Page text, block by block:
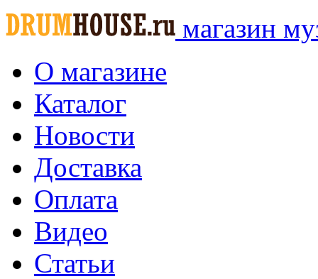
магазин
О магазине
Каталог
Новости
Доставка
Оплата
Видео
Статьи